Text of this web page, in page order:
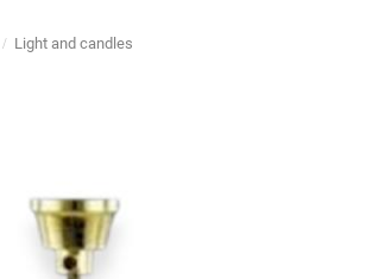
Light and candles